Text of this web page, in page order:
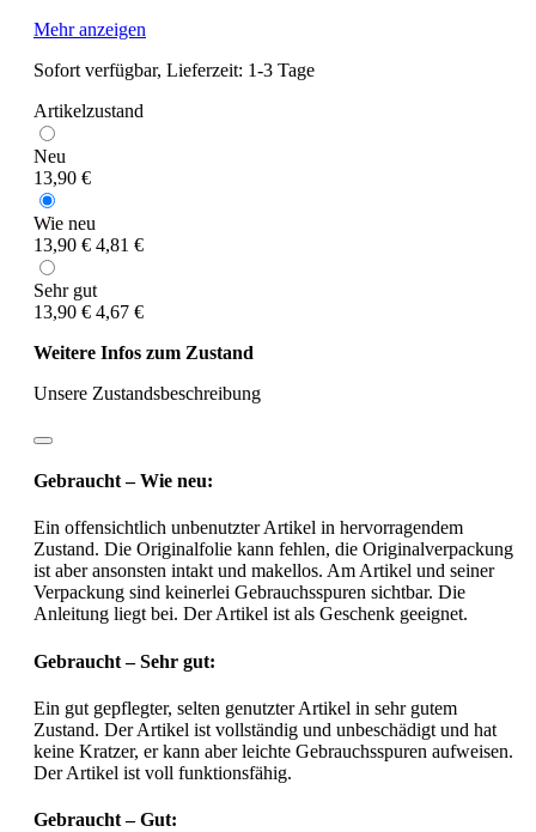
Mehr anzeigen
Sofort verfügbar, Lieferzeit: 1-3 Tage
Artikelzustand
Neu
13,90 €
Wie neu
13,90 € 4,81 €
Sehr gut
13,90 € 4,67 €
Weitere Infos zum Zustand
Unsere Zustandsbeschreibung
Gebraucht – Wie neu:
Ein offensichtlich unbenutzter Artikel in hervorragendem
Zustand. Die Originalfolie kann fehlen, die Originalverpackung
ist aber ansonsten intakt und makellos. Am Artikel und seiner
Verpackung sind keinerlei Gebrauchsspuren sichtbar. Die
Anleitung liegt bei. Der Artikel ist als Geschenk geeignet.
Gebraucht – Sehr gut:
Ein gut gepflegter, selten genutzter Artikel in sehr gutem
Zustand. Der Artikel ist vollständig und unbeschädigt und hat
keine Kratzer, er kann aber leichte Gebrauchsspuren aufweisen.
Der Artikel ist voll funktionsfähig.
Gebraucht – Gut: